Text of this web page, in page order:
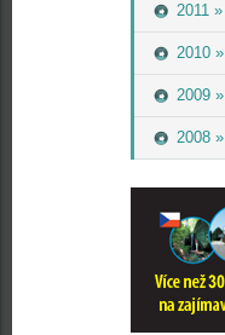
2011 »
2010 »
2009 »
2008 »